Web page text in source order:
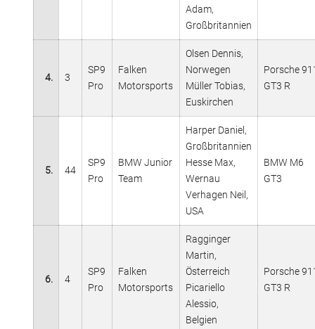
Adam,
Großbritannien
4. 3
SP9
Pro
Falken
Motorsports
Olsen Dennis,
Norwegen
Müller Tobias,
Euskirchen
Porsche
GT3 R
5. 44
SP9
Pro
BMW Junior
Team
Harper Daniel,
Großbritannien
Hesse Max,
Wernau
Verhagen Neil,
USA
BMW M6
GT3
6. 4
SP9
Pro
Falken
Motorsports
Ragginger
Martin,
Österreich
Picariello
Alessio,
Belgien
Porsche
GT3 R